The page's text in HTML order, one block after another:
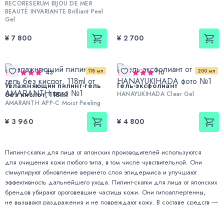
RECORESERUM BIJOU DE MER
BEAUTÉ INVARIANTE Brilliant Peel
Gel
¥ 7 800 ¥ 2 700
118 мл
43
Увлажняющий пилинг-гель
без кислот, 118ml
AMARANTH APP-C Moist Peeling
¥ 3 960
200 мл
10
Гель-эксфолиант
HANAYUKIHADA Clear Gel
¥ 4 800
Пилинг-скатки для лица от японских производителей используются
для очищения кожи любого типа, в том числе чувствительной. Они
стимулируют обновление верхнего слоя эпидермиса и улучшают
эффективность дальнейшего ухода. Пилинг-скатки для лица от японских
брендов убирают ороговевшие частицы кожи. Они гипоаллергенны,
не вызывают раздражения и не повреждают кожу. В составе средств ―